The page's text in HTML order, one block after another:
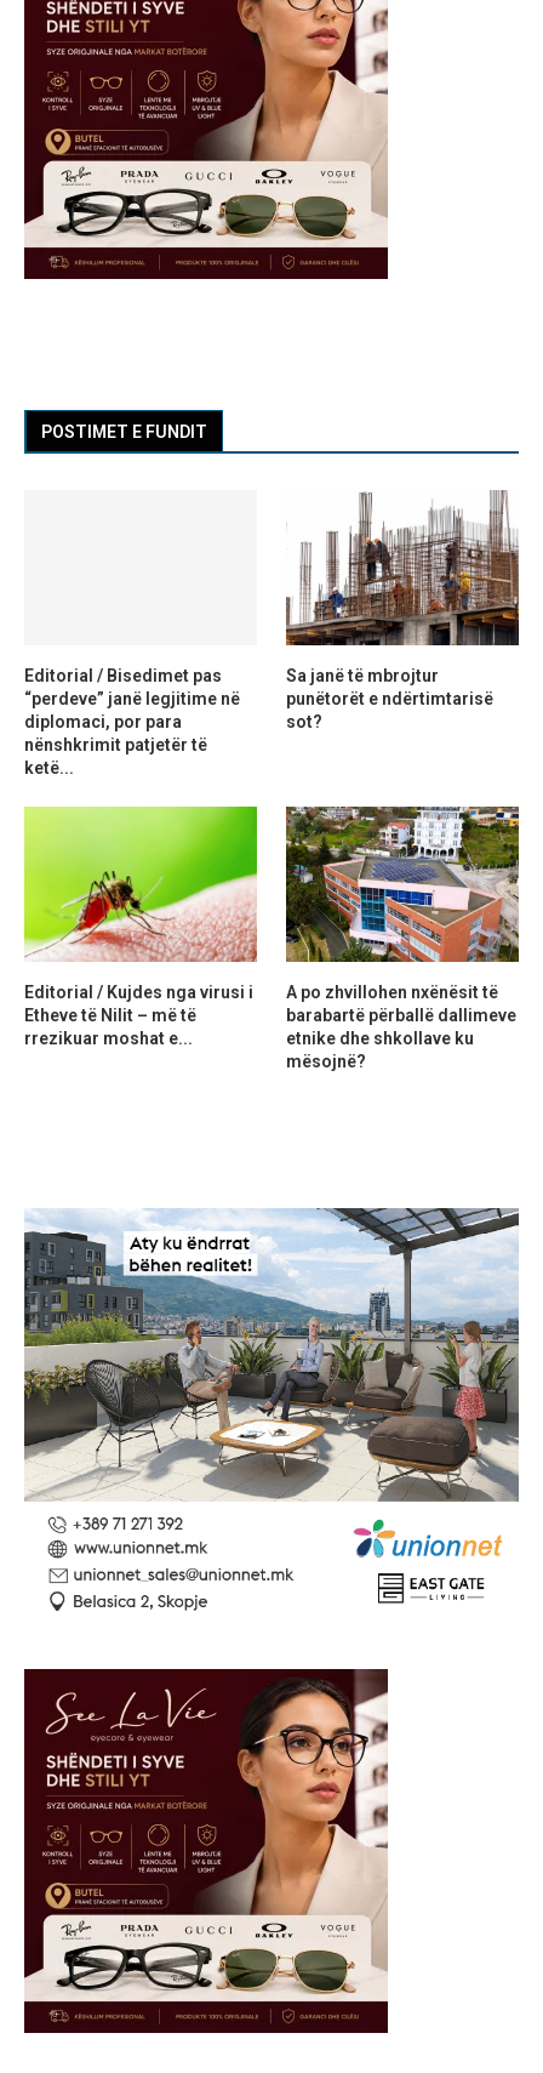
POSTIMET E FUNDIT
Editorial / Bisedimet pas
“perdeve” janë legjitime në
diplomaci, por para
nënshkrimit patjetër të
ketë...
Sa janë të mbrojtur
punëtorët e ndërtimtarisë
sot?
Editorial / Kujdes nga virusi i
Etheve të Nilit – më të
rrezikuar moshat e...
A po zhvillohen nxënësit të
barabartë përballë dallimeve
etnike dhe shkollave ku
mësojnë?